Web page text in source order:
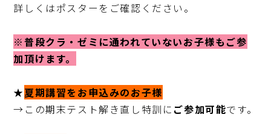
詳しくはポスターをご確認ください。
※普段クラ・ゼミに通われていないお子様もご参
加頂けます。
★夏期講習をお申込みのお子様
→この期末テスト解き直し特訓に ご参加可能です。